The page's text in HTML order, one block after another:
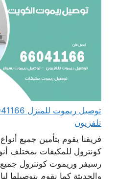
تلفزيون
فريقنا يقوم بتأمين جميع
كونترول للمكيفات بمختلف
رسيفر وريموت كونترول جميع
والحديثة كما نقوم بتوصيلها